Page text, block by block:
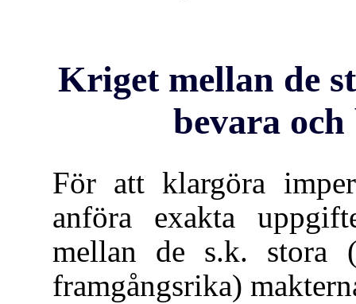
Kriget mellan de
bevara och
För att klargöra
anföra exakta
mellan de s.k. stora
framgångsrika)